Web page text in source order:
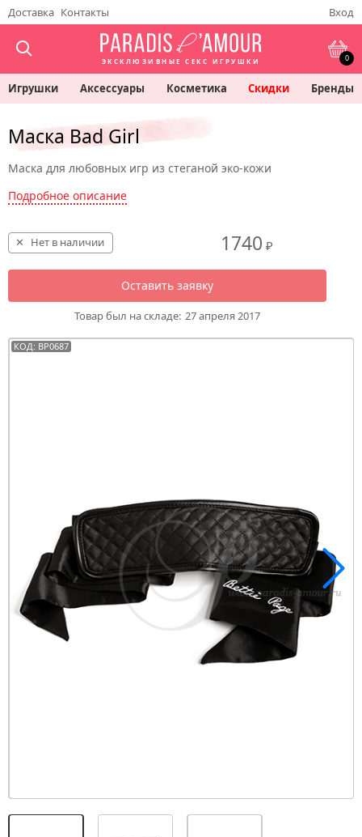
Доставка Контакты Вход
ЭКСКЛЮЗИВНЫЕ СЕКС ИГРУШКИ 0
Игрушки Аксессуары Косметика Скидки Бренды
Маска Bad Girl
Маска для любовных игр из стеганой эко-кожи
Подробное описание
1740 ₽
Нет в наличии
Оставить заявку
Товар был на складе: 27 апреля 2017
КОД: BP0687